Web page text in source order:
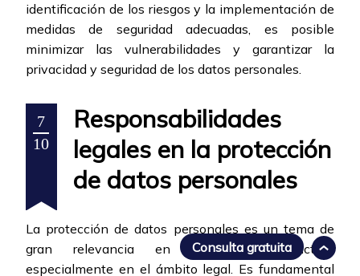
identificación de los riesgos y la implementación de
medidas de seguridad adecuadas, es posible
minimizar las vulnerabilidades y garantizar la
privacidad y seguridad de los datos personales.
7
10
Responsabilidades
legales en la protección
de datos personales
La protección de datos personales es un tema de
gran relevancia en la sociedad actual,
especialmente en el ámbito legal. Es fundamental
Consulta gratuita